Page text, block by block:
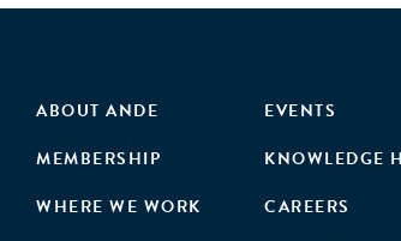
ABOUT ANDE
MEMBERSHIP
WHERE WE WORK
EVENTS
KNOWLEDGE
CAREERS